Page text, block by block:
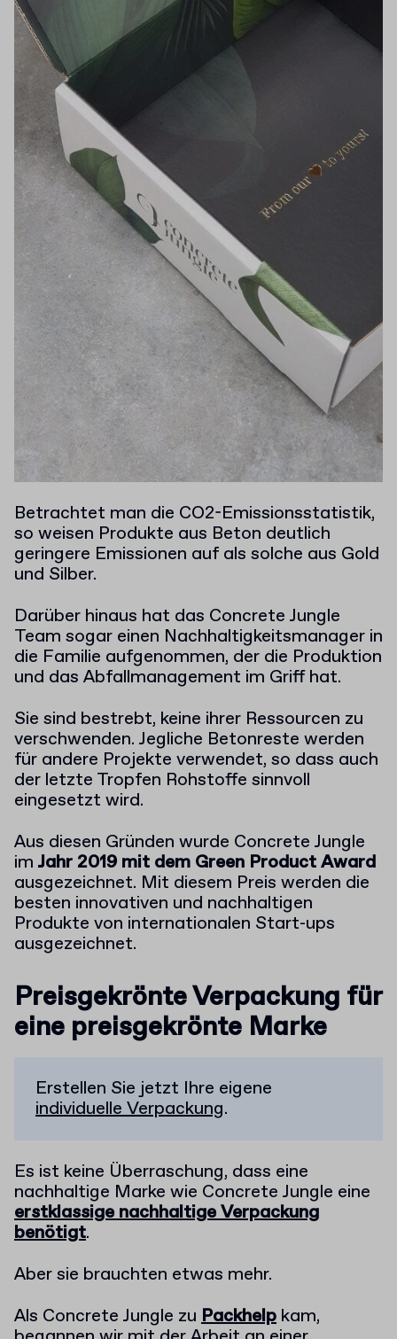
Betrachtet man die CO2-Emissionsstatistik,
so weisen Produkte aus Beton deutlich
geringere Emissionen auf als solche aus Gold
und Silber.
Darüber hinaus hat das Concrete Jungle
Team sogar einen Nachhaltigkeitsmanager in
die Familie aufgenommen, der die Produktion
und das Abfallmanagement im Griff hat.
Sie sind bestrebt, keine ihrer Ressourcen zu
verschwenden. Jegliche Betonreste werden
für andere Projekte verwendet, so dass auch
der letzte Tropfen Rohstoffe sinnvoll
eingesetzt wird.
Aus diesen Gründen wurde Concrete Jungle
im Jahr 2019 mit dem Green Product Award
ausgezeichnet. Mit diesem Preis werden die
besten innovativen und nachhaltigen
Produkte von internationalen Start-ups
ausgezeichnet.
Preisgekrönte Verpackung für
eine preisgekrönte Marke
Erstellen Sie jetzt Ihre eigene
individuelle Verpackung.
Es ist keine Überraschung, dass eine
nachhaltige Marke wie Concrete Jungle eine
erstklassige nachhaltige Verpackung
benötigt.
Aber sie brauchten etwas mehr.
Als Concrete Jungle zu Packhelp kam,